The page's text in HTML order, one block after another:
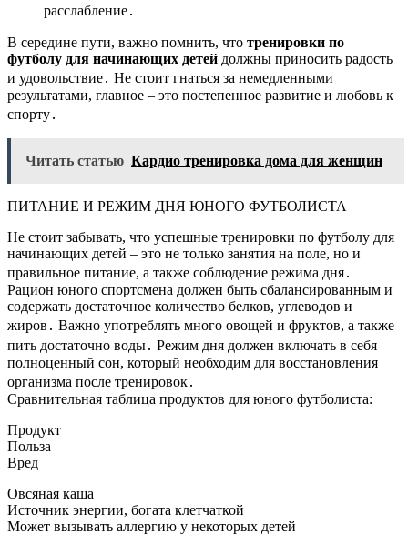
расслабление․
В середине пути, важно помнить, что тренировки по
футболу для начинающих детей должны приносить радость
и удовольствие․ Не стоит гнаться за немедленными
результатами, главное – это постепенное развитие и любовь к
спорту․
Читать статью Кардио тренировка дома для женщин
ПИТАНИЕ И РЕЖИМ ДНЯ ЮНОГО ФУТБОЛИСТА
Не стоит забывать, что успешные тренировки по футболу для
начинающих детей – это не только занятия на поле, но и
правильное питание, а также соблюдение режима дня․
Рацион юного спортсмена должен быть сбалансированным и
содержать достаточное количество белков, углеводов и
жиров․ Важно употреблять много овощей и фруктов, а также
пить достаточно воды․ Режим дня должен включать в себя
полноценный сон, который необходим для восстановления
организма после тренировок․
Сравнительная таблица продуктов для юного футболиста:
Продукт
Польза
Вред
Овсяная каша
Источник энергии, богата клетчаткой
Может вызывать аллергию у некоторых детей